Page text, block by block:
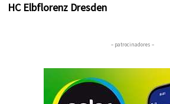
HC Elbflorenz Dresden
– patrocinadores –